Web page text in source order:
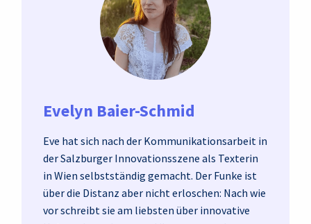
Evelyn Baier-Schmid
Eve hat sich nach der Kommunikationsarbeit in
der Salzburger Innovationsszene als Texterin
in Wien selbstständig gemacht. Der Funke ist
über die Distanz aber nicht erloschen: Nach wie
vor schreibt sie am liebsten über innovative